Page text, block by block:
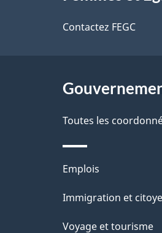
l
d
e
l
Contactez FEGC
Toutes les
Thèmes
et
Emplois
Immigration et
Voyage et tourisme